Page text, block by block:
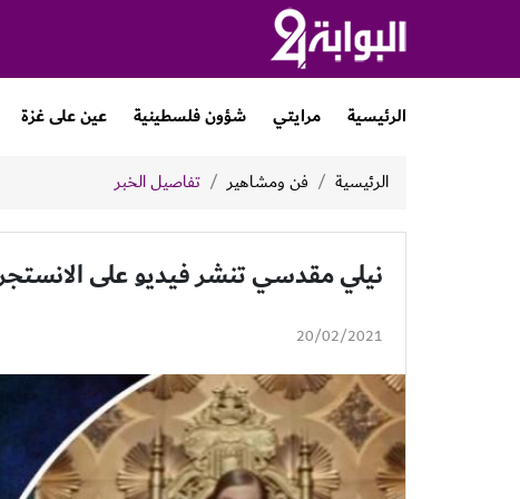
الرئيسية مرايتي شؤون فلسطينية عين على غزة
الرئيسية فن ومشاهير تفاصيل الخبر
نيلي مقدسي تنشر فيديو على
20/02/2021